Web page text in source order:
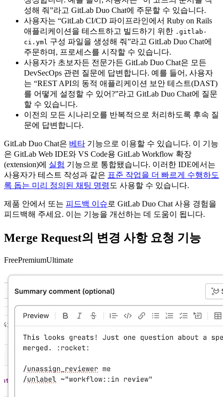
성해 줘”라고 GitLab Duo Chat에 주문할 수 있습니다.
사용자는 “GitLab CI/CD 파이프라인에서 Ruby on Rails
애플리케이션을 테스트하고 빌드하기 위한 .gitlab-
ci.yml 구성 파일을 생성해 줘”라고 GitLab Duo Chat에
주문하며, 프로세스를 시작할 수 있습니다.
사용자가 초보자든 전문가든 GitLab Duo Chat은 모든
DevSecOps 관련 질문에 답변합니다. 예를 들어, 사용자
는 “REST API의 동적 애플리케이션 보안 테스트(DAST)
를 어떻게 설정할 수 있어?”라고 GitLab Duo Chat에 질문
할 수 있습니다.
이전의 모든 시나리오를 반복적으로 처리하도록 후속 질
문에 답변합니다.
GitLab Duo Chat은 베타 기능으로 이용할 수 있습니다. 이 기능
은 GitLab Web IDE와 VS Code용 GitLab Workflow 확장
(extension)에 실험 기능으로 통합됐습니다. 이러한 IDE에서는
사용자가 테스트 작성과 같은 표준 작업을 더 빠르게 수행하도
록 돕는 미리 정의된 채팅 명령 도 사용할 수 있습니다.
제품 안에서 또는 피드백 이슈로 GitLab Duo Chat 사용 경험을
피드백해 주세요. 이는 기능을 개선하는 데 도움이 됩니다.
Merge Request의 변경 사항 요청 기능
FreePremiumUltimate